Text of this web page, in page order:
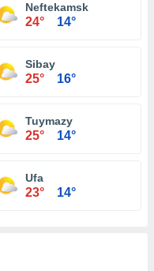
Neftekamsk
24° 14°
Sibay
25° 16°
Tuymazy
25° 14°
Ufa
23° 14°